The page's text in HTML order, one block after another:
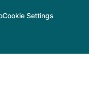
Cookie Settings